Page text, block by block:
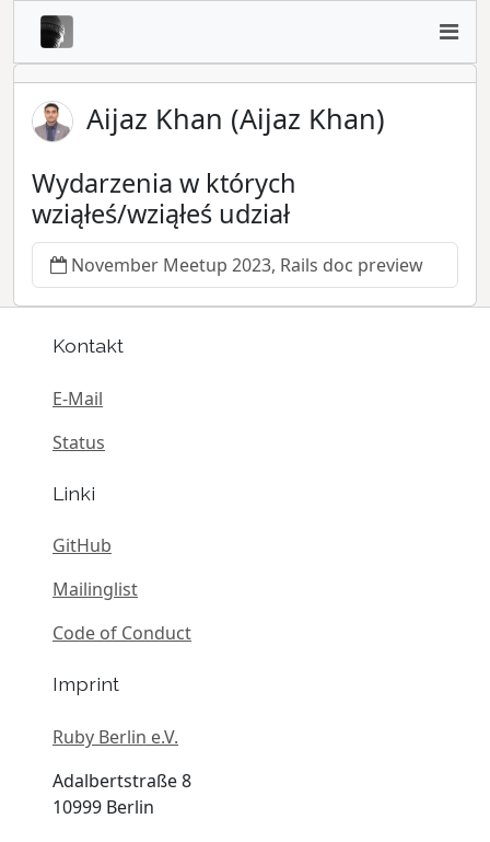
Aijaz Khan (Aijaz Khan)
Wydarzenia w których
wziąłeś/wziąłeś udział
November Meetup 2023, Rails doc preview
Kontakt
E-Mail
Status
Linki
GitHub
Mailinglist
Code of Conduct
Imprint
Ruby Berlin e.V.
Adalbertstraße 8
10999 Berlin